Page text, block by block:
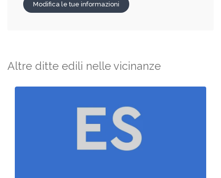
Modifica le tue informazioni
Altre ditte edili nelle vicinanze